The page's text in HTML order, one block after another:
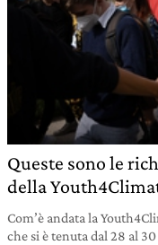
Queste sono le
della
Com’è andata la
che si è tenuta dal 28 al